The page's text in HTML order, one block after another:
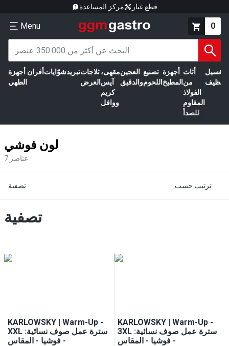
مركز المساعدة قطع غيار
Menu 0
أجهزة
الطهي
أفران شوّاياتتبريدثلاجات
العرض
مقهى،
آيس
كريم
ووافل
العجين
والدقيق
تصنيع
اللحوم
أجهزة
المطبخ
أثاث
من
الفولاذ
المقاوم
للصدأ
الغسيل
لون فوشي
7 عناصر
تصفية ترتيب حسب
تصفية
KARLOWSKY | Warm-Up -
XXL :سترة عمل صوف نسائية
- فوشيا - المقاس
KARLOWSKY | Warm-Up -
3XL :سترة عمل صوف نسائية
- فوشيا - المقاس